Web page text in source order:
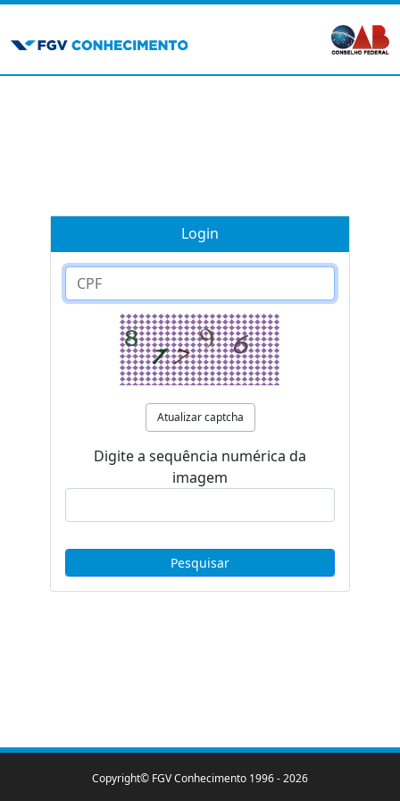
Login
Atualizar captcha
Digite a sequência numérica da
imagem
Copyright© FGV Conhecimento 1996 -2026